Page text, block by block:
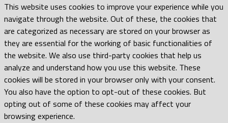
This website uses cookies to improve your experience while you
navigate through the website. Out of these, the cookies that
are categorized as necessary are stored on your browser as
they are essential for the working of basic functionalities of
the website. We also use third-party cookies that help us
analyze and understand how you use this website. These
cookies will be stored in your browser only with your consent.
You also have the option to opt-out of these cookies. But
opting out of some of these cookies may affect your
browsing experience.